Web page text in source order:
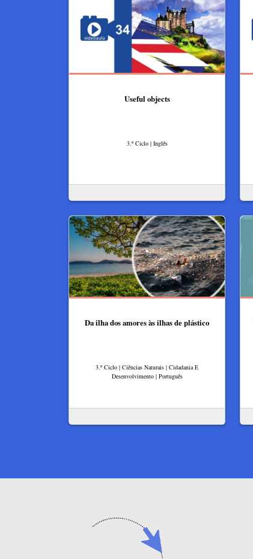
Useful objects
3.º Ciclo | Inglês
Da ilha dos amores às ilhas de plástico
3.º Ciclo | Ciências Naturais | Cidadania E
Desenvolvimento | Português